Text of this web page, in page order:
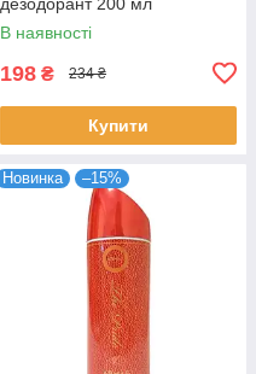
В наявності
198 ₴ 234 ₴
Купити
Новинка –15%